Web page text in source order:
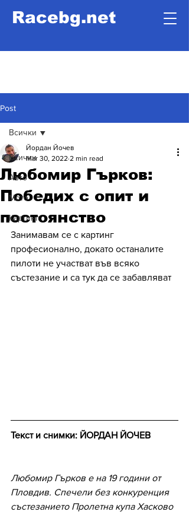
Racebg.net
Post
Всички
Авто
Мото
Картинг
Всички
Любомир Гърков:
Победих с опит и
постоянство
Йордан Йочев
Mar 30, 2022 2 min read
Занимавам се с картинг
професионално, докато останалите
пилоти не участват във всяко
състезание и са тук да се забавляват
Текст и снимки: ЙОРДАН ЙОЧЕВ
Любомир Гърков е на 19 години от
Пловдив. Спечели без конкуренция
състезанието Пролетна купа Хасково